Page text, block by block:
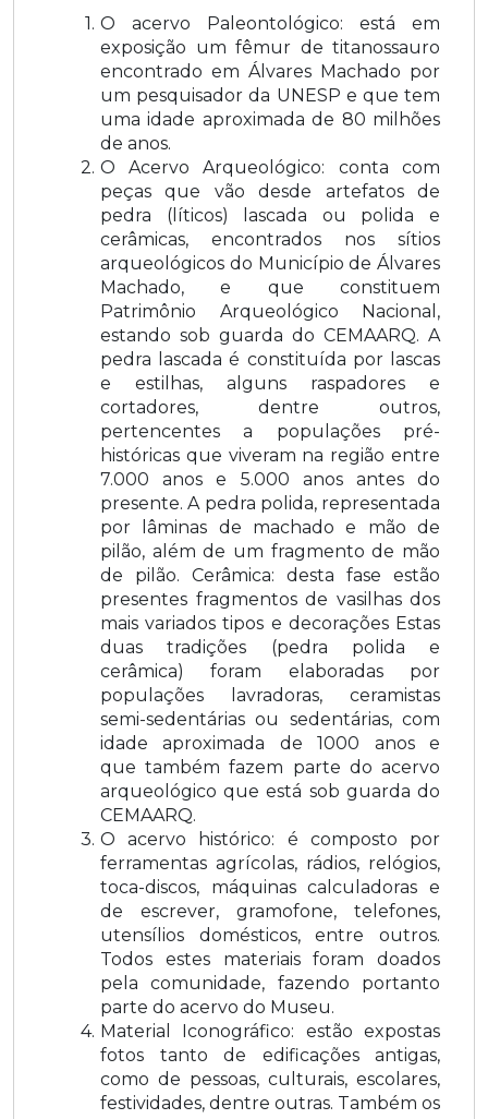
O acervo Paleontológico: está em
exposição um fêmur de titanossauro
encontrado em Álvares Machado por
um pesquisador da UNESP e que tem
uma idade aproximada de 80 milhões
de anos.
O Acervo Arqueológico: conta com
peças que vão desde artefatos de
pedra (líticos) lascada ou polida e
cerâmicas, encontrados nos sítios
arqueológicos do Município de Álvares
Machado, e que constituem
Patrimônio Arqueológico Nacional,
estando sob guarda do CEMAARQ. A
pedra lascada é constituída por lascas
e estilhas, alguns raspadores e
cortadores, dentre outros,
pertencentes a populações pré-
históricas que viveram na região entre
7.000 anos e 5.000 anos antes do
presente. A pedra polida, representada
por lâminas de machado e mão de
pilão, além de um fragmento de mão
de pilão. Cerâmica: desta fase estão
presentes fragmentos de vasilhas dos
mais variados tipos e decorações Estas
duas tradições (pedra polida e
cerâmica) foram elaboradas por
populações lavradoras, ceramistas
semi-sedentárias ou sedentárias, com
idade aproximada de 1000 anos e
que também fazem parte do acervo
arqueológico que está sob guarda do
CEMAARQ.
O acervo histórico: é composto por
ferramentas agrícolas, rádios, relógios,
toca-discos, máquinas calculadoras e
de escrever, gramofone, telefones,
utensílios domésticos, entre outros.
Todos estes materiais foram doados
pela comunidade, fazendo portanto
parte do acervo do Museu.
Material Iconográfico: estão expostas
fotos tanto de edificações antigas,
como de pessoas, culturais, escolares,
festividades, dentre outras. Também os